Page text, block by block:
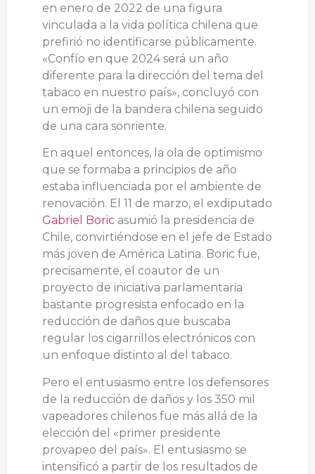
en enero de 2022 de una figura
vinculada a la vida política chilena que
prefirió no identificarse públicamente.
«Confío en que 2024 será un año
diferente para la dirección del tema del
tabaco en nuestro país», concluyó con
un emoji de la bandera chilena seguido
de una cara sonriente.
En aquel entonces, la ola de optimismo
que se formaba a principios de año
estaba influenciada por el ambiente de
renovación. El 11 de marzo, el exdiputado
Gabriel Boric asumió la presidencia de
Chile, convirtiéndose en el jefe de Estado
más joven de América Latina. Boric fue,
precisamente, el coautor de un
proyecto de iniciativa parlamentaria
bastante progresista enfocado en la
reducción de daños que buscaba
regular los cigarrillos electrónicos con
un enfoque distinto al del tabaco.
Pero el entusiasmo entre los defensores
de la reducción de daños y los 350 mil
vapeadores chilenos fue más allá de la
elección del «primer presidente
provapeo del país». El entusiasmo se
intensificó a partir de los resultados de